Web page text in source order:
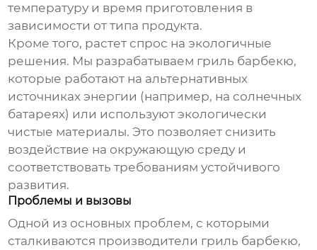
температуру и время приготовления в
зависимости от типа продукта.
Кроме того, растет спрос на экологичные
решения. Мы разрабатываем гриль барбекю,
которые работают на альтернативных
источниках энергии (например, на солнечных
батареях) или используют экологически
чистые материалы. Это позволяет снизить
воздействие на окружающую среду и
соответствовать требованиям устойчивого
развития.
Проблемы и вызовы
Одной из основных проблем, с которыми
сталкиваются производители гриль барбекю,